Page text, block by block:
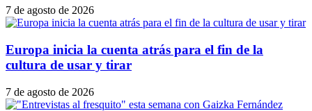
7 de agosto de 2026
Europa inicia la cuenta atrás para el fin de la
cultura de usar y tirar
7 de agosto de 2026